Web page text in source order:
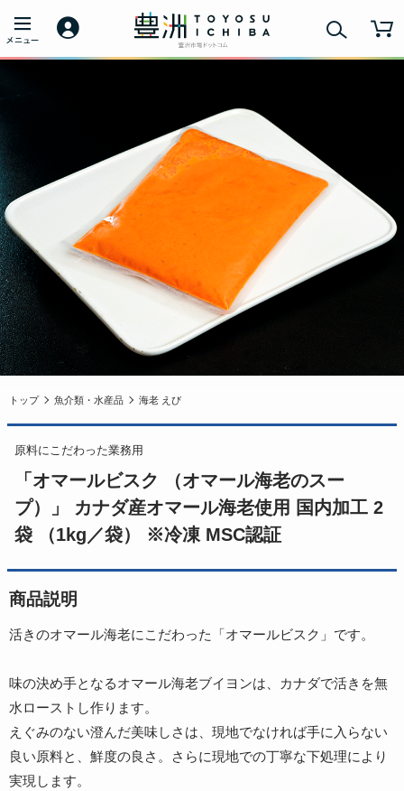
トップ 魚介類・水産品 海老 えび
原料にこだわった業務用
「オマールビスク （オマール海老のスー
プ）」 カナダ産オマール海老使用 国内加工 2
袋 （1kg／袋） ※冷凍 MSC認証
商品説明
活きのオマール海老にこだわった「オマールビスク」です。
味の決め手となるオマール海老ブイヨンは、カナダで活きを無
水ローストし作ります。
えぐみのない澄んだ美味しさは、現地でなければ手に入らない
良い原料と、鮮度の良さ。さらに現地での丁寧な下処理により
実現します。